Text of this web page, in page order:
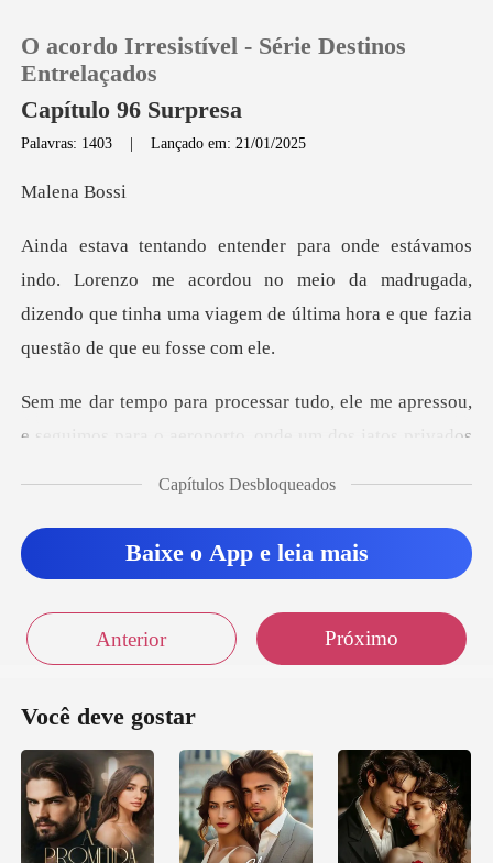
Histórico
Sair
O acordo Irresistível - Série Destinos
Entrelaçados
Capítulo 96 Surpresa
Palavras: 1403 |Lançado em: 21/01/2025
na B
zo me acordou no meio da madrugada,
dizendo que tinha uma viag
ssou,
e seguimos para o aeroporto, onde um dos ja
Capítulos Desbloqueados
Baixe o App e leia mais
Anterior Próximo
Você deve gostar